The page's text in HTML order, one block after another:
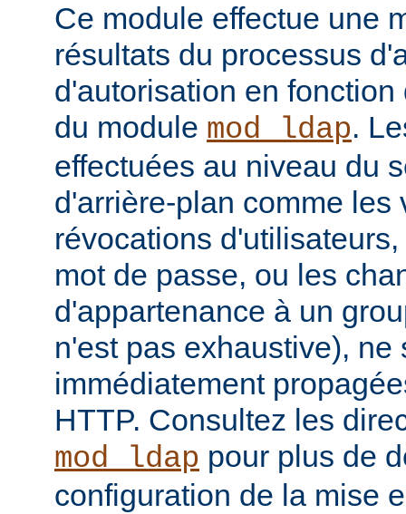
Ce module effectue une
résultats du processus
d'autorisation en
du module mod_ldap.
effectuées au niveau du
d'arrière-plan comme les
révocations
mot de passe, ou les
d'appartenance à un
n'est pas exhaustive), ne
immédiatement
HTTP. Consultez les
mod_ldap pour plus de
configuration de la mise